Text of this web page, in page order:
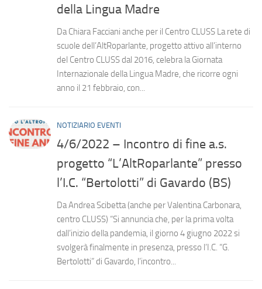
della Lingua Madre
Da Chiara Facciani anche per il Centro CLUSS La rete di
scuole dell’AltRoparlante, progetto attivo all’interno
del Centro CLUSS dal 2016, celebra la Giornata
Internazionale della Lingua Madre, che ricorre ogni
anno il 21 febbraio, con...
NOTIZIARIO EVENTI
4/6/2022 – Incontro di fine a.s.
progetto “L’AltRoparlante” presso
l’I.C. “Bertolotti” di Gavardo (BS)
Da Andrea Scibetta (anche per Valentina Carbonara,
centro CLUSS) “Si annuncia che, per la prima volta
dall’inizio della pandemia, il giorno 4 giugno 2022 si
svolgerà finalmente in presenza, presso l’I.C. “G.
Bertolotti” di Gavardo, l’incontro...